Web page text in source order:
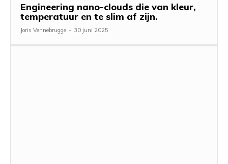
Engineering nano-clouds die van kleur,
temperatuur en te slim af zijn.
Joris Vennebrugge - 30 juni 2025